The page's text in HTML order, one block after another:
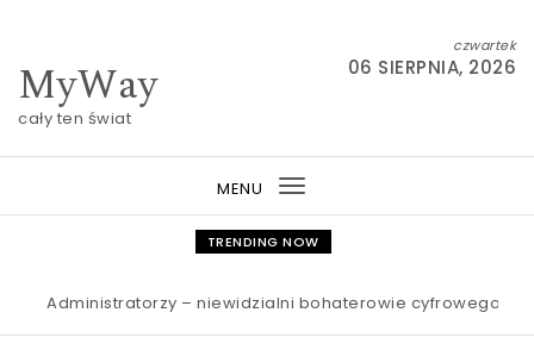
MyWay
cały ten świat
czwartek
06 SIERPNIA, 2026
MENU
Toggle
navigation
TRENDING NOW
Administratorzy – niewidzialni bohaterowie cyfrowego świata